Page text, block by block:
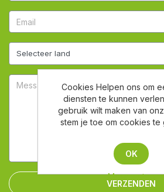
VERZENDEN
Cookies Helpen ons om
diensten te kunnen
gebruik wilt maken van
stem je toe om cookies te
OK
Meer weten